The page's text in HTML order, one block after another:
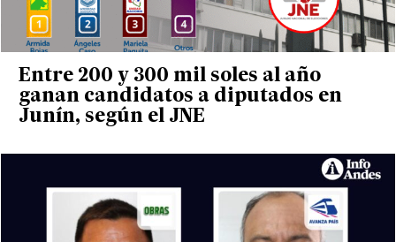
Entre 200 y 300 mil soles al año
ganan candidatos a diputados en
Junín, según el JNE